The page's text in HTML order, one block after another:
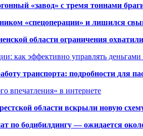
«завод» с тремя тоннами
«спецоперации» и лишился
области ограничения
как эффективно управлять деньгами
транспорта: подробности для
впечатления» в интернете
области вскрыли новую
по бодибилдингу — ожидается